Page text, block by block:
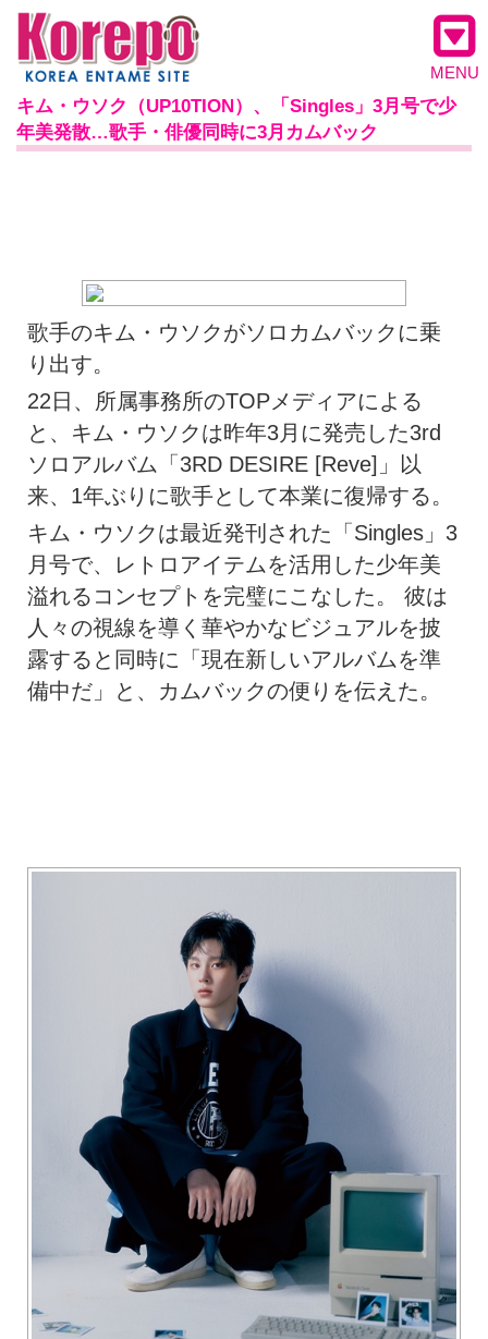
MENU
キム・ウソク（UP10TION）、「Singles」3月号で少
年美発散…歌手・俳優同時に3月カムバック
歌手のキム・ウソクがソロカムバックに乗
り出す。
22日、所属事務所のTOPメディアによる
と、キム・ウソクは昨年3月に発売した3rd
ソロアルバム「3RD DESIRE [Reve]」以
来、1年ぶりに歌手として本業に復帰する。
キム・ウソクは最近発刊された「Singles」3
月号で、レトロアイテムを活用した少年美
溢れるコンセプトを完璧にこなした。 彼は
人々の視線を導く華やかなビジュアルを披
露すると同時に「現在新しいアルバムを準
備中だ」と、カムバックの便りを伝えた。